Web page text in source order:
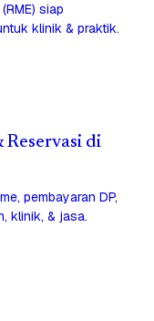
siap
klinik & praktik.
Reservasi di
pembayaran DP,
klinik, & jasa.